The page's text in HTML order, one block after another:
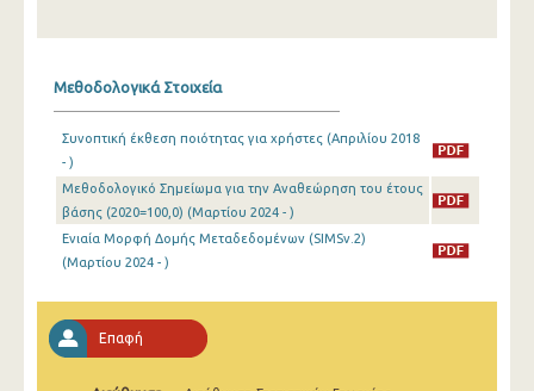
Ιουλίου 2025
Ιουνίου 2025
Μαΐου 2025
Μαρτίου 2025
Φεβρουαρίου 2025
Μεθοδολογικά Στοιχεία
Συνοπτική έκθεση ποιότητας για χρήστες (Απριλίου 2018
- )
Μεθοδολογικό Σημείωμα για την Αναθεώρηση του έτους
βάσης (2020=100,0) (Μαρτίου 2024 - )
Ενιαία Μορφή Δομής Μεταδεδομένων (SIMSv.2)
(Μαρτίου 2024 - )
Επαφή